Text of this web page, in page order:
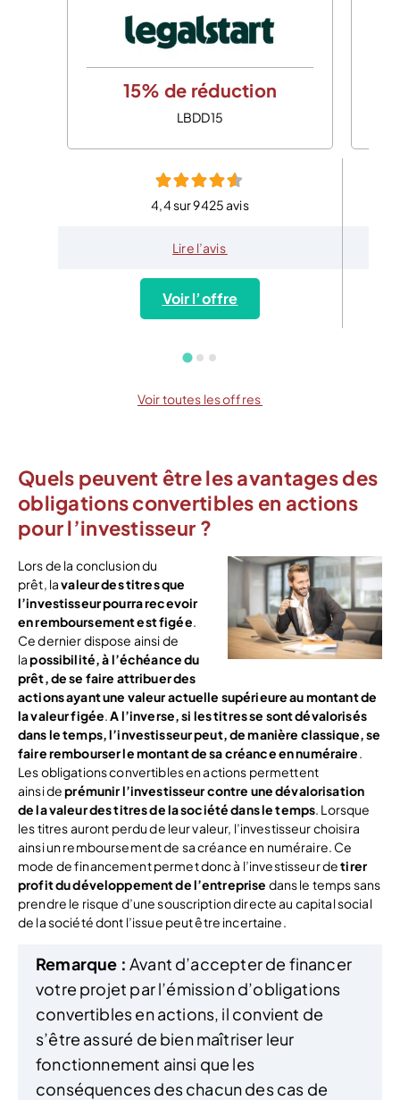
15% de réduction
LBDD15
4,4 sur 9425 avis
Lire l’avis
Voir l’offre
Voir toutes les offres
Quels peuvent être les avantages des
obligations convertibles en actions
pour l’investisseur ?
Lors de la conclusion du
prêt, lavaleur des titres que
l’investisseur pourra recevoir
en remboursement est figée.
Ce dernier dispose ainsi de
lapossibilité, à l’échéance du
prêt, de se faire attribuer des
actions ayant une valeur actuelle supérieure au montant de
la valeur figée.A l’inverse, si les titres se sont dévalorisés
dans le temps, l’investisseur peut, de manière classique, se
faire rembourser le montant de sa créance en numéraire.
Les obligations convertibles en actions permettent
ainsi deprémunir l’investisseur contre une dévalorisation
de la valeur des titres de la société dans le temps. Lorsque
les titres auront perdu de leur valeur, l’investisseur choisira
ainsi un remboursement de sa créance en numéraire. Ce
mode de financement permet donc à l’investisseur detirer
profit du développement de l’entreprise dans le temps sans
prendre le risque d’une souscription directe au capital social
de la société dont l’issue peut être incertaine.
Remarque : Avant d’accepter de financer
votre projet par l’émission d’obligations
convertibles en actions, il convient de
s’être assuré de bien maîtriser leur
fonctionnement ainsi que les
conséquences des chacun des cas de